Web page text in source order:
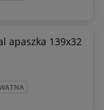
apaszka 139x32